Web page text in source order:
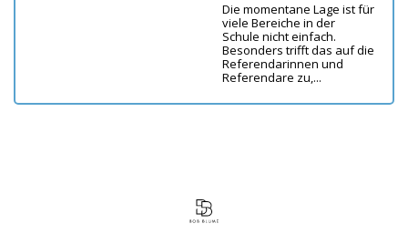
Die momentane Lage ist für
viele Bereiche in der
Schule nicht einfach.
Besonders trifft das auf die
Referendarinnen und
Referendare zu,...